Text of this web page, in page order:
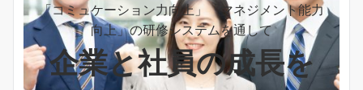
「コミュケーション力向上」「マネジメント能力
向上」の研修システムを通して
企業と社員の成長を